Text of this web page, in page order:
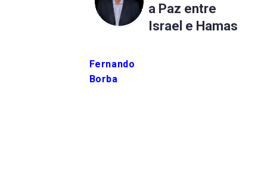
Fernando
Borba
a Paz entre
Israel e Hamas